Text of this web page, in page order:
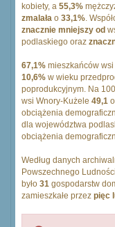
kobiety, a 55,3%
zmalała o 33,1%.
znacznie mniejszy od
podlaskiego oraz
67,1% mieszkańców
10,6% w wieku
poprodukcyjnym. Na
wsi Wnory-Kużele 49,1
obciążenia
dla województwa
obciążenia
Według danych
Powszechnego
było 31 gospodarstw
zamieszkałe przez pięc